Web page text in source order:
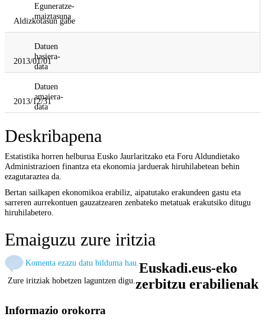
Eguneratze-
maiztasuna
Aldizkotasun gabe
Datuen
hasiera-
data
2013/01/01
Datuen
amaiera-
data
2013/12/31
Deskribapena
Estatistika horren helburua Eusko Jaurlaritzako eta Foru Aldundietako
Administrazioen finantza eta ekonomia jarduerak hiruhilabetean behin
ezagutaraztea da.
Bertan sailkapen ekonomikoa erabiliz, aipatutako erakundeen gastu eta
sarreren aurrekontuen gauzatzearen zenbateko metatuak erakutsiko ditugu
hiruhilabetero.
Emaiguzu zure iritzia
Komenta ezazu datu bilduma hau.
Zure iritziak hobetzen laguntzen digu.
Euskadi.eus-eko
zerbitzu erabilienak
Informazio orokorra